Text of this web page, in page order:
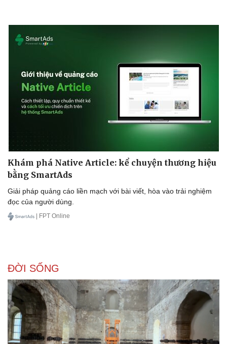
Khám phá Native Article: kể chuyện thương hiệu
bằng SmartAds
Giải pháp quảng cáo liền mạch với bài viết, hòa vào trải nghiệm
đọc của người dùng.
| FPT Online
ĐỜI SỐNG